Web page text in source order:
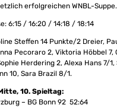
erfolgreichen WNBL-Suppe.
6:15 / 16:20 / 14:18 / 18:14
Steffen 14 Punkte/2 Dreier,
Pecoraro 2, Viktoria Höbbel 7,
Herdering 2, Alexa Hans 7/
10, Sara Brazil 8/1.
10. Spieltag:
– BG Bonn 92 52:64